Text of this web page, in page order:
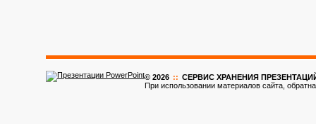
© 2026 :: CЕРВИС ХРАНЕНИЯ ПРЕЗЕНТАЦИЙ
При использовании материалов сайта,